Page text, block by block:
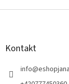
Z
Kontakt
info@